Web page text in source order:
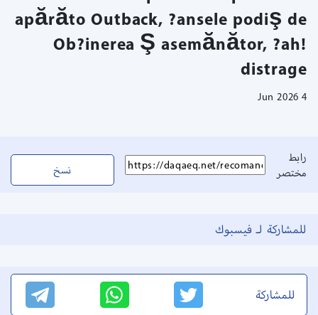
apărăto Outback, ?ansele podiş de
Ob?inerea Ş asemănător, ?ah!
distrage
4 Jun 2026
رابط
مختصر
نسخ
للمشاركة لـ فيسبوك
للمشاركة